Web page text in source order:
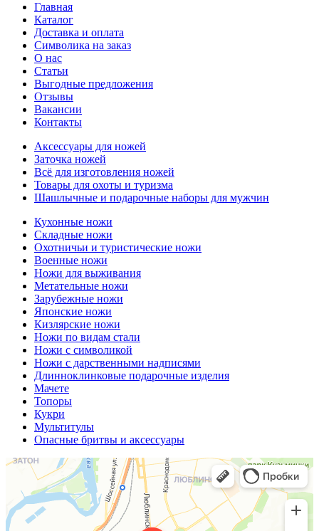
Главная
Каталог
Доставка и оплата
Символика на заказ
О нас
Статьи
Выгодные предложения
Отзывы
Вакансии
Контакты
Аксессуары для ножей
Заточка ножей
Всё для изготовления ножей
Товары для охоты и туризма
Шашлычные и подарочные наборы для мужчин
Кухонные ножи
Складные ножи
Охотничьи и туристические ножи
Военные ножи
Ножи для выживания
Метательные ножи
Зарубежные ножи
Японские ножи
Кизлярские ножи
Ножи по видам стали
Ножи с символикой
Ножи с дарственными надписями
Длинноклинковые подарочные изделия
Мачете
Топоры
Кукри
Мультитулы
Опасные бритвы и аксессуары